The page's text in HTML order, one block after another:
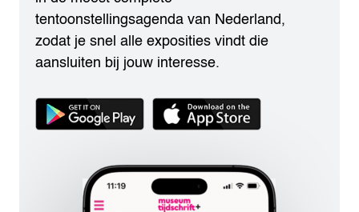
tentoonstellingsagenda van Nederland,
zodat je snel alle exposities vindt die
aansluiten bij jouw interesse.